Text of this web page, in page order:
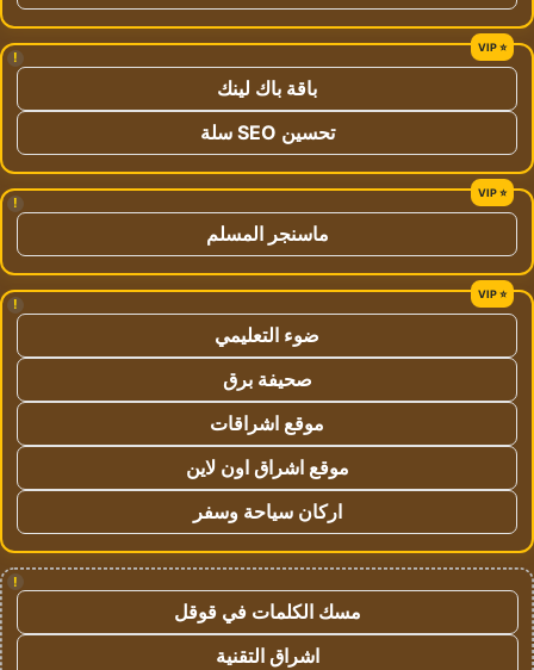
!
باقة باك لينك
تحسين SEO سلة
!
ماسنجر المسلم
!
ضوء التعليمي
صحيفة برق
موقع اشراقات
موقع اشراق اون لاين
اركان سياحة وسفر
!
مسك الكلمات في قوقل
اشراق التقنية